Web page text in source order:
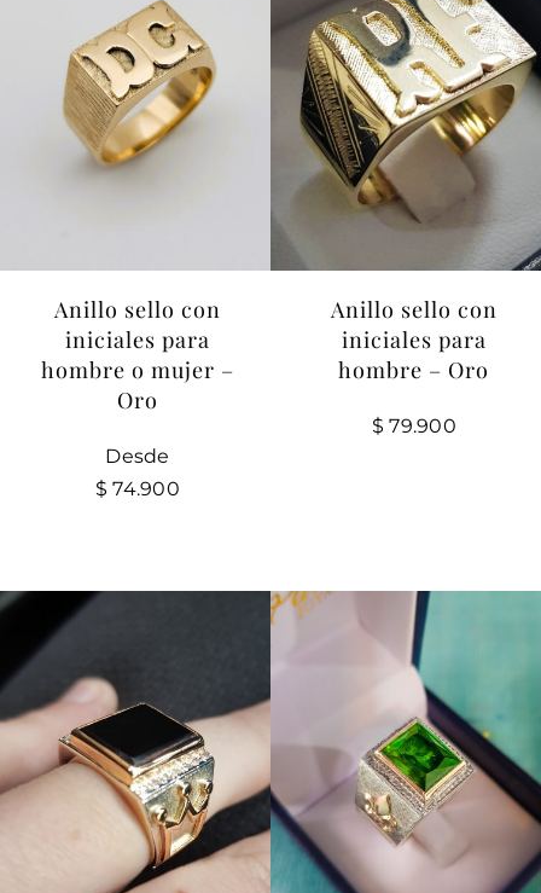
Anillo sello con
iniciales para
hombre o mujer –
Oro
Desde
$ 74.900
Anillo sello con
iniciales para
hombre – Oro
$ 79.900